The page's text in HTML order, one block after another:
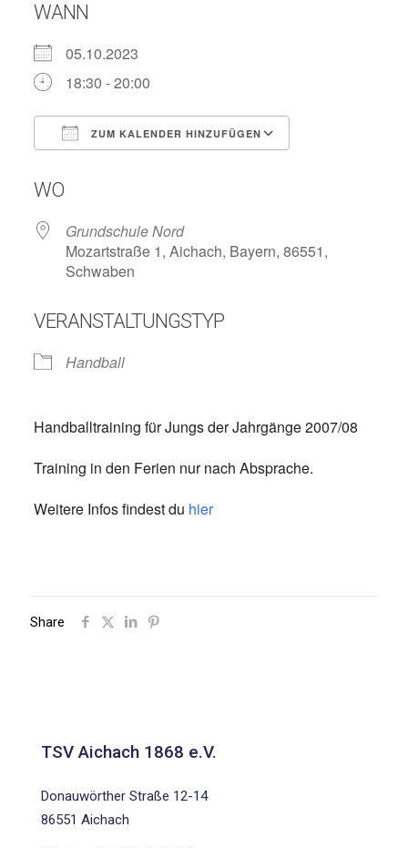
WANN
05.10.2023
18:30 - 20:00
ZUM KALENDER HINZUFÜGEN
WO
Grundschule Nord
Mozartstraße 1, Aichach, Bayern, 86551,
Schwaben
VERANSTALTUNGSTYP
Handball
Handballtraining für Jungs der Jahrgänge 2007/08
Training in den Ferien nur nach Absprache.
Weitere Infos findest du hier
Share
TSV Aichach 1868 e.V.
Donauwörther Straße 12-14
86551 Aichach